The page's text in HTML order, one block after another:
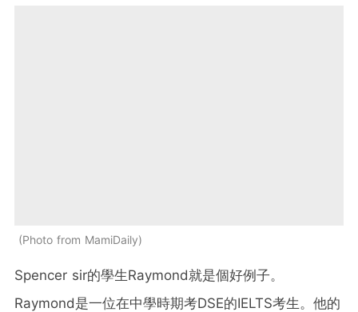
Photo from MamiDaily
Spencer sir的學生Raymond就是個好例子。
Raymond是一位在中學時期考DSE的IELTS考生。他的